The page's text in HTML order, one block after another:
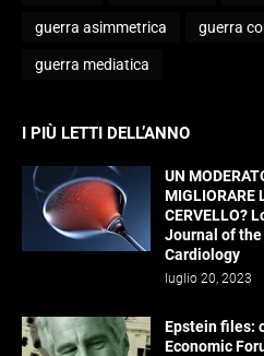
guerra asimmetrica guerra
guerra mediatica
I PIÙ LETTI DELL’ANNO
UN
MIGLIORARE
CERVELLO?
Journal of
Cardiology
luglio 20, 2023
Epstein files:
Economic